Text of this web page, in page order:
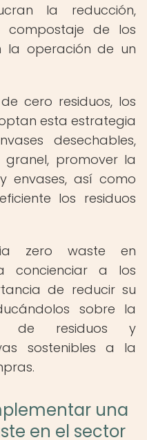
la reducción,
compostaje de los
la operación de un
cero residuos, los
esta estrategia
desechables,
promover la
envases, así como
los residuos
zero waste en
concienciar a los
de reducir su
sobre la
de residuos y
sostenibles a la
una
en el sector